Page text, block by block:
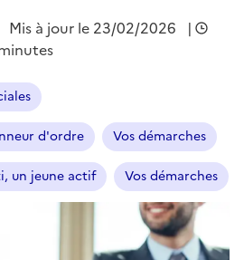
Mis à jour le 23/02/2026
|
d'ordre Vos démarches
un jeune actif Vos démarches